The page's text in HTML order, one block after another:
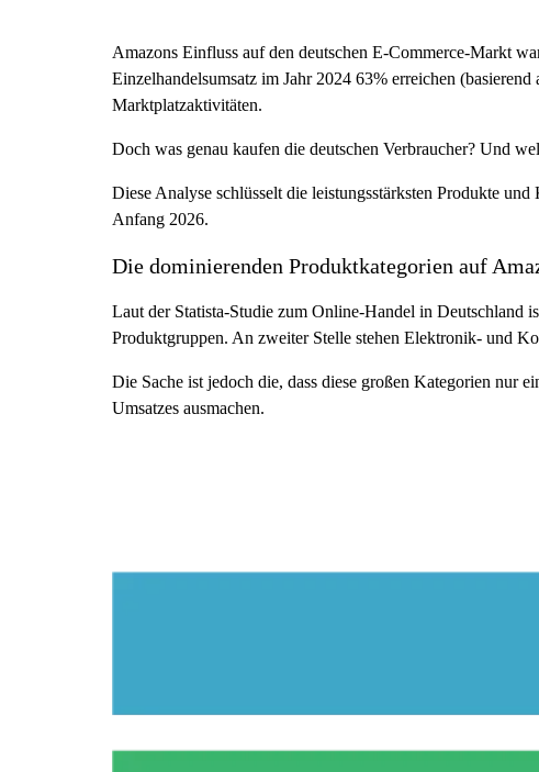
Amazons Einfluss auf den deutschen E-Commerce-Markt
Einzelhandelsumsatz im Jahr 2024 63% erreichen
Marktplatzaktivitäten.
Doch was genau kaufen die deutschen Verbraucher? Und
Diese Analyse schlüsselt die leistungsstärksten Produkte
Anfang 2026.
Die dominierenden Produktkategorien auf
Laut der Statista-Studie zum Online-Handel in Deutschland
Produktgruppen. An zweiter Stelle stehen Elektronik- und
Die Sache ist jedoch die, dass diese großen Kategorien nur
Umsatzes ausmachen.